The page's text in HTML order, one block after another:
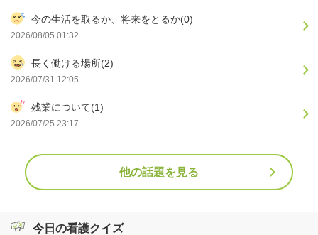
今の生活を取るか、将来をとるか(0)
2026/08/05 01:32
長く働ける場所(2)
2026/07/31 12:05
残業について(1)
2026/07/25 23:17
他の話題を見る
今日の看護クイズ